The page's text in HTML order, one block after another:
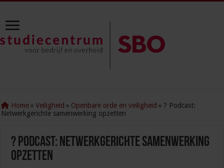
Home » Veiligheid » Openbare orde en veiligheid » ? Podcast:
Netwerkgerichte samenwerking opzetten
? Podcast: Netwerkgerichte samenwerking
opzetten